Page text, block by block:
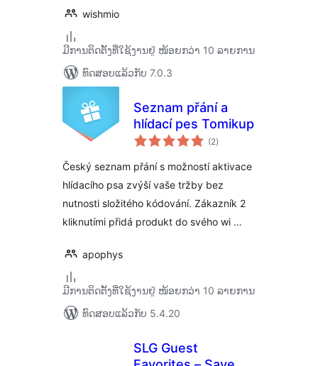
wishmio
ມີການຕິດຕັ້ງທີ່ໃຊ້ງານຢູ່ ໜ້ອຍກວ່າ 10 ລາຍການ
ທົດສອບແລ້ວກັບ 7.0.3
Seznam přání a
hlídací pes Tomikup
(2ຄະແນນ
ທັງໝົດ
)
Český seznam přání s možností aktivace
hlídacího psa zvýší vaše tržby bez
nutnosti složitého kódování. Zákazník 2
kliknutími přidá produkt do svého wi …
apophys
ມີການຕິດຕັ້ງທີ່ໃຊ້ງານຢູ່ ໜ້ອຍກວ່າ 10 ລາຍການ
ທົດສອບແລ້ວກັບ 5.4.20
SLG Guest